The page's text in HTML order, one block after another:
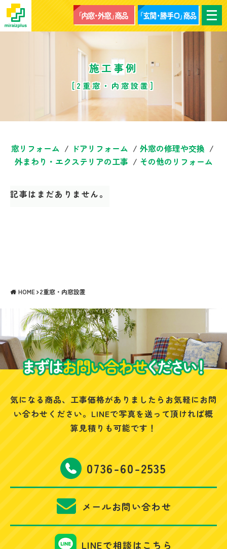
メ
ニ
ュ
ー
施工事例
[2重窓・内窓設置]
窓リフォーム ドアリフォーム
外窓の修理や交換
外まわり・エクステリアの工事
その他のリフォーム
記事はまだありません。
HOME 2重窓・内窓設置
気になる商品、工事価格がありましたらお気軽にお問
い合わせください。 LINEで写真を送って頂ければ概
算見積りも可能です！
0736-60-2535
メールお問い合わせ
LINEで相談はこちら